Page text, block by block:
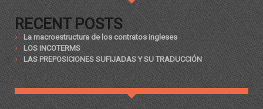
RECENT POSTS
La macroestructura de los contratos ingleses
LOS INCOTERMS
LAS PREPOSICIONES SUFIJADAS Y SU TRADUCCIÓN